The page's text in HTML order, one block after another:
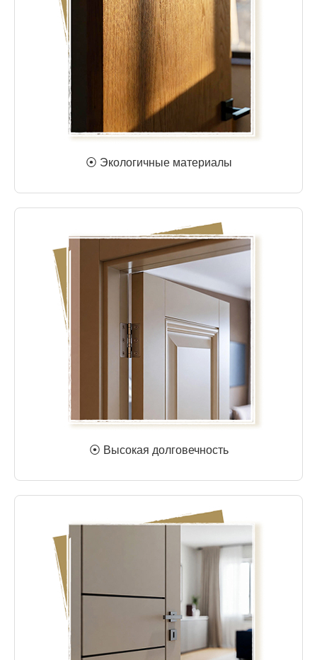
⦿ Экологичные материалы
⦿ Высокая долговечность